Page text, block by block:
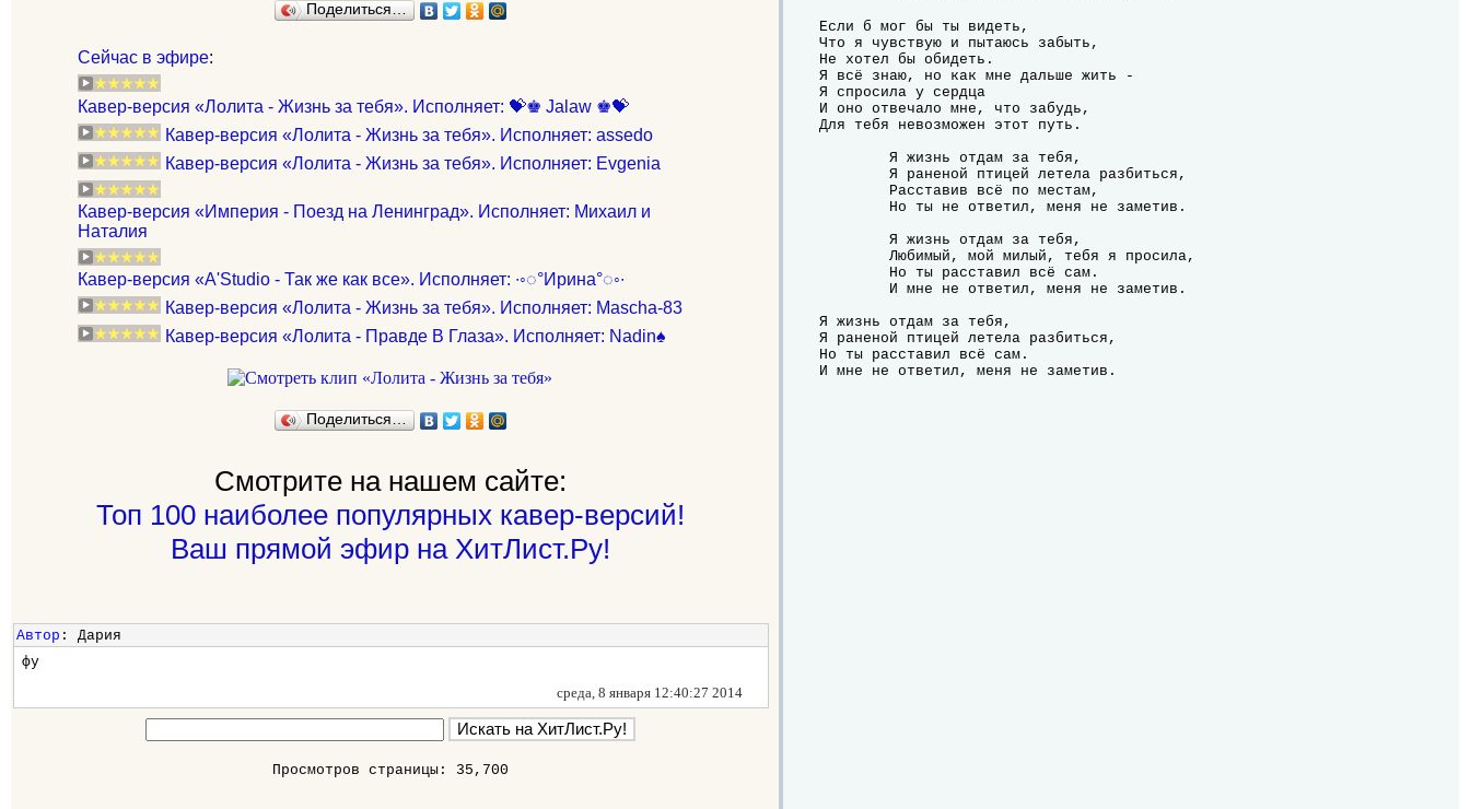
Поделиться…
Сейчас в эфире:
Кавер-версия «Лолита - Жизнь за тебя». Исполняет: 💝♚ Jalaw ♚💝
Кавер-версия «Лолита - Жизнь за тебя». Исполняет: assedo
Кавер-версия «Лолита - Жизнь за тебя». Исполняет: Evgenia
Кавер-версия «Империя - Поезд на Ленинград». Исполняет: Михаил и
Наталия
Кавер-версия «A'Studio - Так же как все». Исполняет: ∙◦◌°Ирина°◌◦∙
Кавер-версия «Лолита - Жизнь за тебя». Исполняет: Mascha-83
Кавер-версия «Лолита - Правде В Глаза». Исполняет: Nadin♠
Поделиться…
Смотрите на нашем сайте:
Топ 100 наиболее популярных кавер-версий!
Ваш прямой эфир на ХитЛист.Ру!
Автор : Дария
фу
среда, 8 января 12:40:27 2014
Просмотров страницы: 35,700
Если б мог бы ты видеть,
Что я чувствую и пытаюсь забыть,
Не хотел бы обидеть.
Я всё знаю, но как мне дальше жить -
Я спросила у сердца
И оно отвечало мне, что забудь,
Для тебя невозможен этот путь.
Я жизнь отдам за тебя,
Я раненой птицей летела разбиться,
Но ты расставил всё сам.
И мне не ответил, меня не заметив.